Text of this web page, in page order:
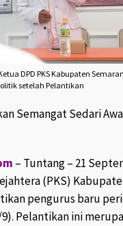
DPD PKS Kabupaten
setelah Pelantikan
Semangat Sedari
– Tuntang – 21
(PKS)
pengurus baru
Pelantikan ini